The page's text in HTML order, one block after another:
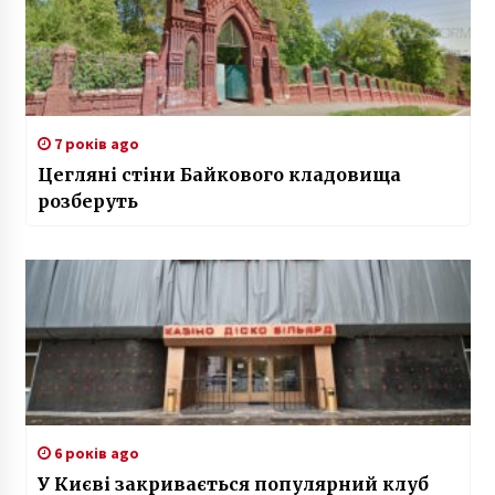
7 років ago
Цегляні стіни Байкового кладовища
розберуть
6 років ago
У Києві закривається популярний клуб